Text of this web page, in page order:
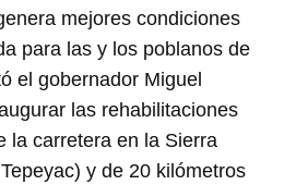
mejores condiciones
para las y los poblanos de
el gobernador Miguel
las rehabilitaciones
la carretera en la Sierra
y de 20 kilómetros